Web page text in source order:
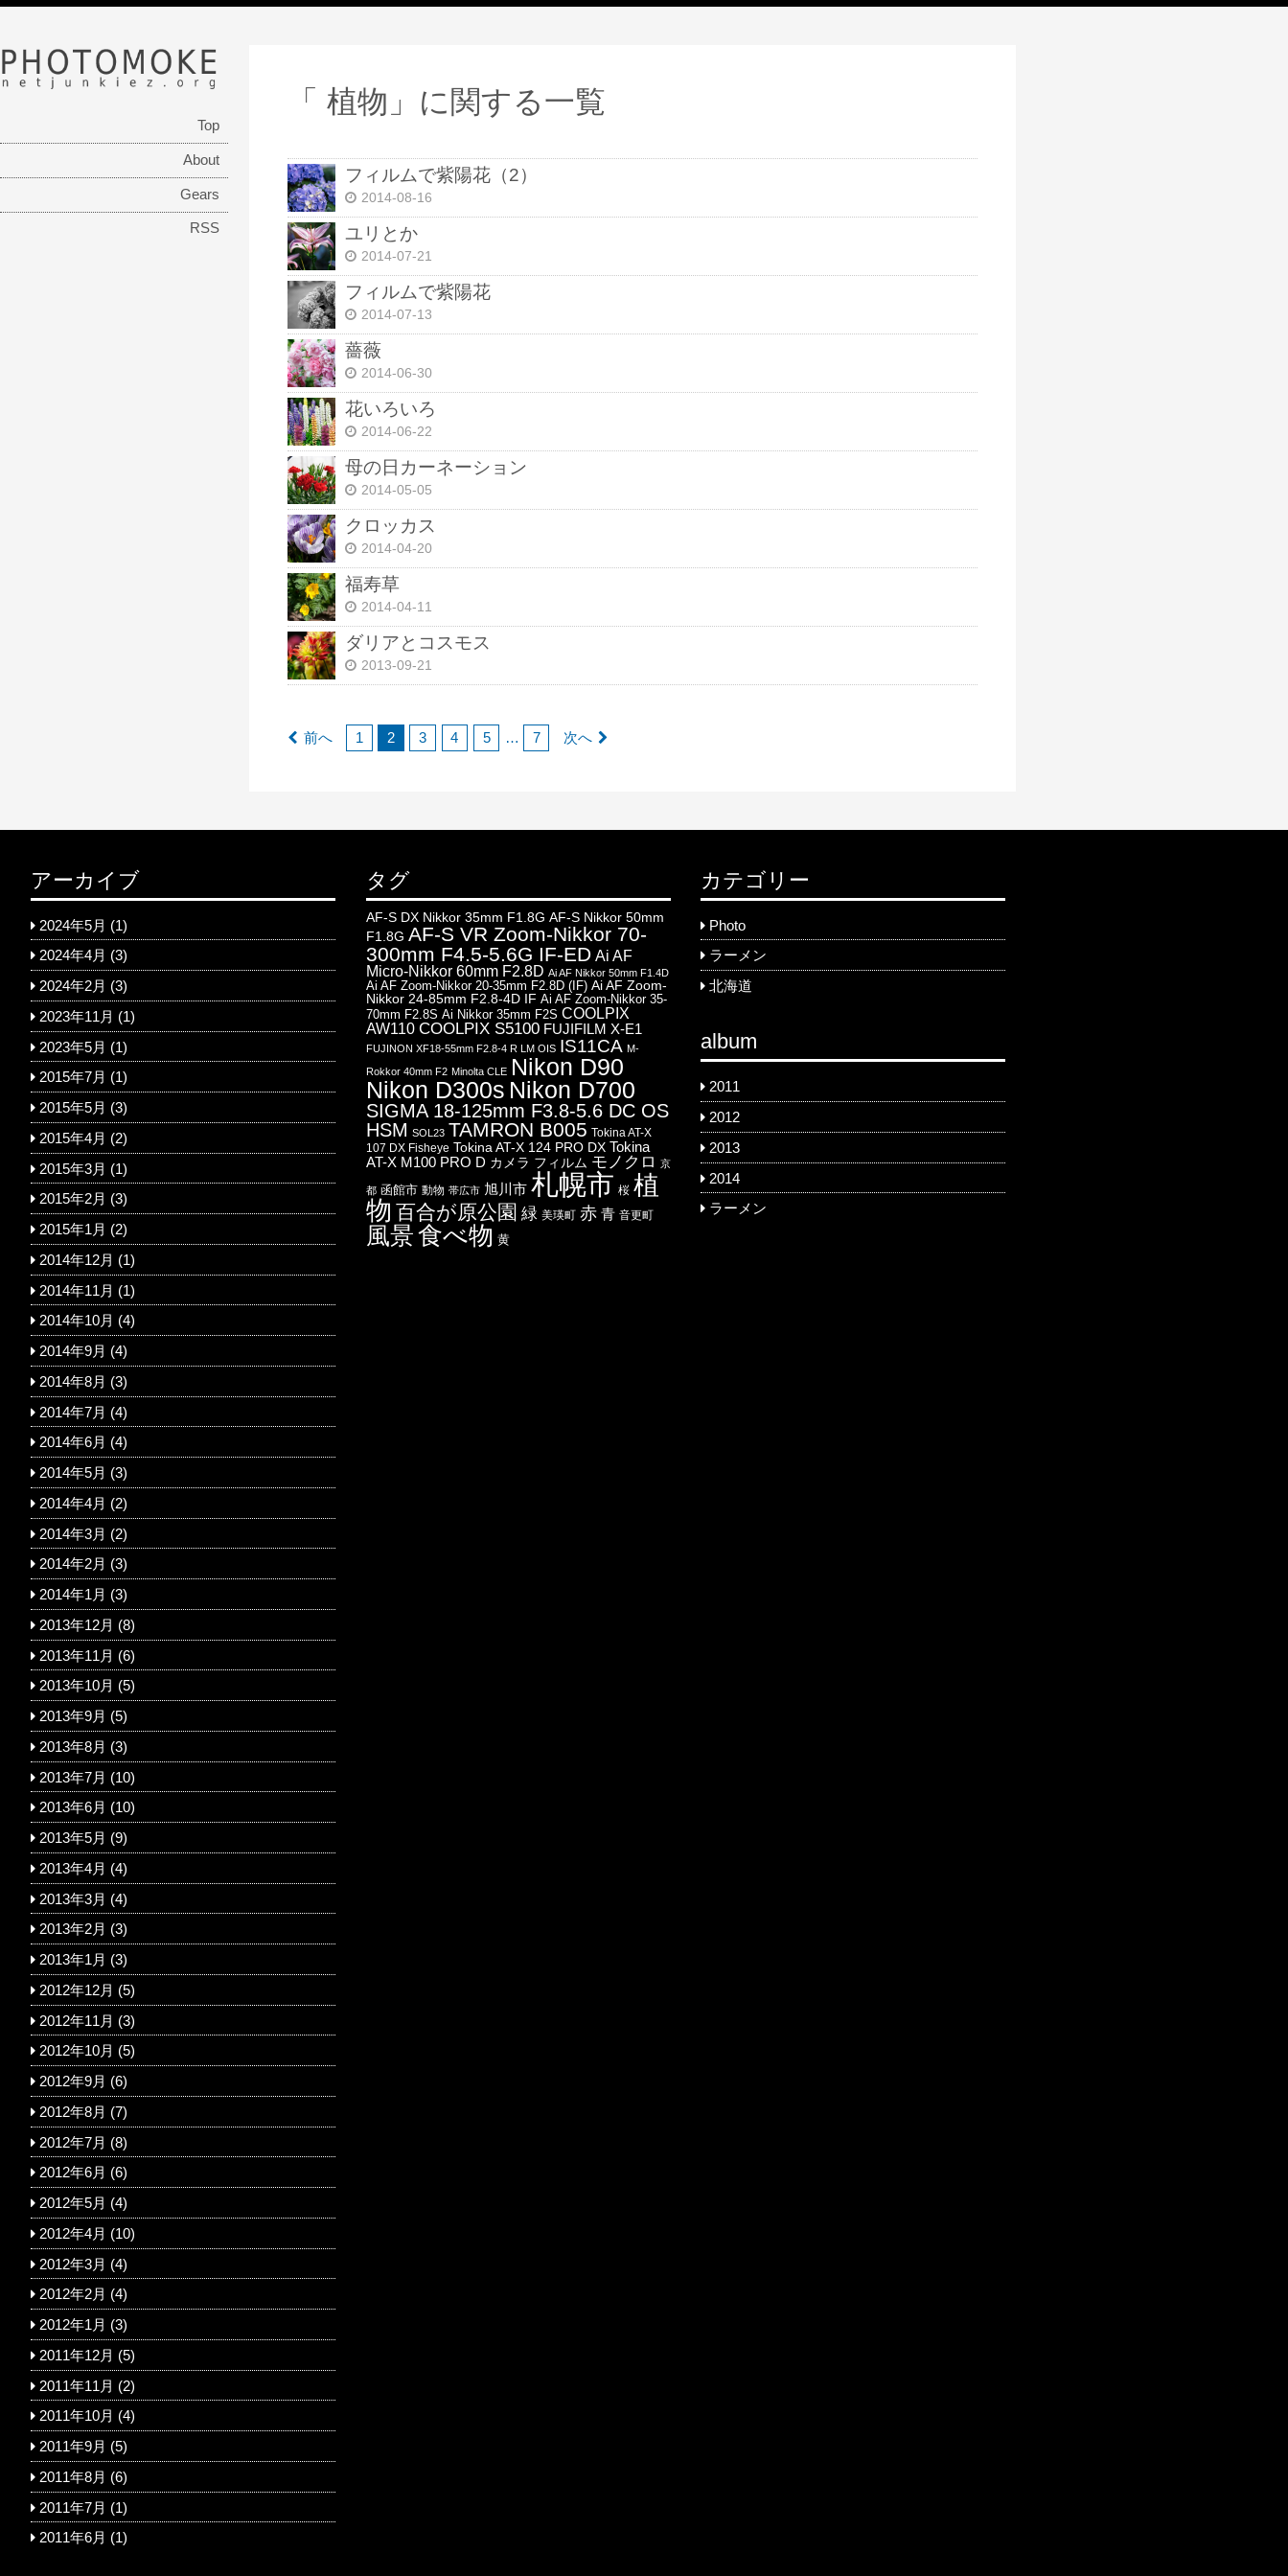
PHOTOMOKE
netjunkiez.org
Top
About
Gears
RSS
「 植物」に関する一覧
フィルムで紫陽花（2）
2014-08-16
ユリとか
2014-07-21
フィルムで紫陽花
2014-07-13
薔薇
2014-06-30
花いろいろ
2014-06-22
母の日カーネーション
2014-05-05
クロッカス
2014-04-20
福寿草
2014-04-11
ダリアとコスモス
2013-09-21
前へ 1 2 3 4 5 … 7 次へ
アーカイブ
2024年5月 (1)
2024年4月 (3)
2024年2月 (3)
2023年11月 (1)
2023年5月 (1)
2015年7月 (1)
2015年5月 (3)
2015年4月 (2)
2015年3月 (1)
2015年2月 (3)
2015年1月 (2)
2014年12月 (1)
2014年11月 (1)
2014年10月 (4)
2014年9月 (4)
2014年8月 (3)
2014年7月 (4)
2014年6月 (4)
2014年5月 (3)
2014年4月 (2)
2014年3月 (2)
2014年2月 (3)
2014年1月 (3)
2013年12月 (8)
2013年11月 (6)
2013年10月 (5)
2013年9月 (5)
2013年8月 (3)
2013年7月 (10)
2013年6月 (10)
2013年5月 (9)
2013年4月 (4)
2013年3月 (4)
2013年2月 (3)
2013年1月 (3)
2012年12月 (5)
2012年11月 (3)
2012年10月 (5)
2012年9月 (6)
2012年8月 (7)
2012年7月 (8)
2012年6月 (6)
2012年5月 (4)
2012年4月 (10)
2012年3月 (4)
2012年2月 (4)
2012年1月 (3)
2011年12月 (5)
2011年11月 (2)
2011年10月 (4)
2011年9月 (5)
2011年8月 (6)
2011年7月 (1)
2011年6月 (1)
タグ
AF-S DX Nikkor 35mm F1.8G AF-S Nikkor 50mm
F1.8G AF-S VR Zoom-Nikkor 70-
300mm F4.5-5.6G IF-ED Ai AF
Micro-Nikkor 60mm F2.8D Ai AF Nikkor 50mm F1.4D
Ai AF Zoom-Nikkor 20-35mm F2.8D (IF) Ai AF Zoom-
Nikkor 24-85mm F2.8-4D IF Ai AF Zoom-Nikkor 35-
70mm F2.8S Ai Nikkor 35mm F2S COOLPIX
AW110 COOLPIX S5100 FUJIFILM X-E1
FUJINON XF18-55mm F2.8-4 R LM OIS IS11CA M-
Rokkor 40mm F2 Minolta CLE Nikon D90
Nikon D300s Nikon D700
SIGMA 18-125mm F3.8-5.6 DC OS
HSM SOL23 TAMRON B005 Tokina AT-X
107 DX Fisheye Tokina AT-X 124 PRO DX Tokina
AT-X M100 PRO D カメラ フィルム モノクロ 京
都 函館市 動物 帯広市 旭川市 札幌市 桜 植
物 百合が原公園 緑 美瑛町 赤 青 音更町
風景食べ物 黄
カテゴリー
Photo
ラーメン
北海道
album
2011
2012
2013
2014
ラーメン